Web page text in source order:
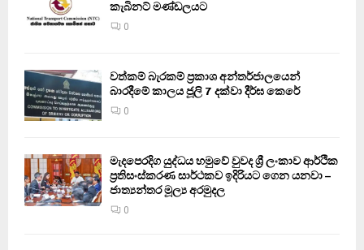
කැබිනට් මණ්ඩලයට
0
වත්කම් බැරකම් ප්‍රකාශ අන්තර්ජාලයෙන්
බාරදීමේ කාලය ජූලි 7 දක්වා දීර්ඝ කෙරේ
0
මැදපෙරදිග යුද්ධය හමුවේ වුවද ශ්‍රී ලංකාව ආර්ථික
ප්‍රතිසංස්කරණ සාර්ථකව ඉදිරියට ගෙන යනවා –
ජාත්‍යන්තර මූල්‍ය අරමුදල
0